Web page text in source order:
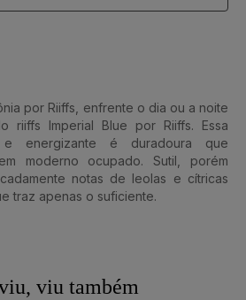
por Riiffs, enfrente o dia ou a noite
riiffs Imperial Blue por Riiffs. Essa
e energizante é duradoura que
moderno ocupado. Sutil, porém
notas de leolas e cítricas
traz apenas o suficiente.
viu também